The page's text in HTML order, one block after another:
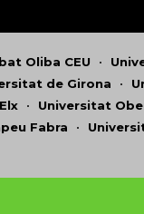
Oliba CEU •
de Girona •
• Universitat
Fabra •